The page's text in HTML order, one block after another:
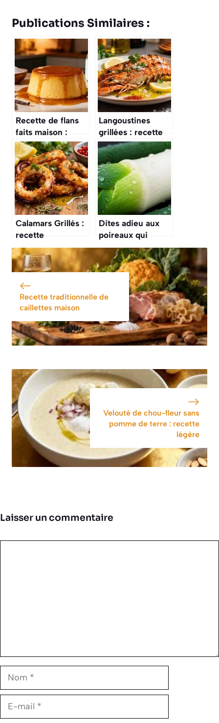
Publications Similaires :
Recette de flans
faits maison :
découvrez notre
guide complet
Langoustines
grillées : recette
facile et
savoureuse
Calamars Grillés :
recette
Savoureuse et
Simple
Dites adieu aux
poireaux qui
grincent sous la
dent, cette
méthode de
nettoyage
infaillible change
Recette traditionnelle de
caillettes maison
Velouté de chou-fleur sans
pomme de terre : recette
légère
Laisser un commentaire
Nom
E-